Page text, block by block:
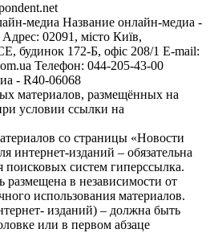
медиа Название онлайн-медиа -
02091, місто Київ,
172-Б, офіс 208/1 E-mail:
Телефон: 044-205-43-00
- R40-06068
материалов, размещённых на
условии ссылки на
со страницы «Новости
интернет-изданий – обязательна
поисковых систем гиперссылка.
в независимости от
использования материалов.
изданий) – должна быть
или в первом абзаце